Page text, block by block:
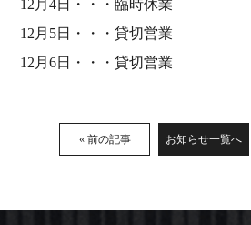
12月4日・・・臨時休業
12月5日・・・貸切営業
12月6日・・・貸切営業
« 前の記事 お知らせ一覧へ